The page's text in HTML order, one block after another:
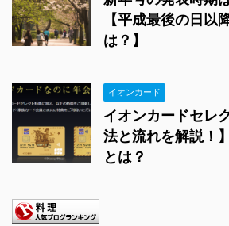
【平成最後の日以
は？】
イオンカード
イオンカードセレ
法と流れを解説！
とは？